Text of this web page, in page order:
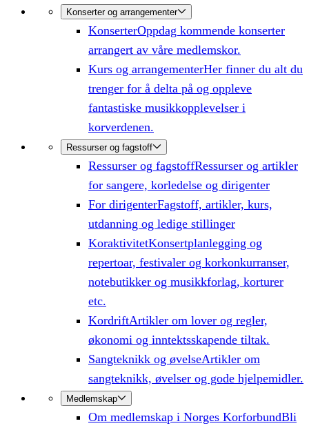
Konserter og arrangementer
KonserterOppdag kommende konserter
arrangert av våre medlemskor.
Kurs og arrangementerHer finner du alt du
trenger for å delta på og oppleve
fantastiske musikkopplevelser i
korverdenen.
Ressurser og fagstoff
Ressurser og fagstoffRessurser og artikler
for sangere, korledelse og dirigenter
For dirigenterFagstoff, artikler, kurs,
utdanning og ledige stillinger
KoraktivitetKonsertplanlegging og
repertoar, festivaler og korkonkurranser,
notebutikker og musikkforlag, korturer
etc.
KordriftArtikler om lover og regler,
økonomi og inntektsskapende tiltak.
Sangteknikk og øvelseArtikler om
sangteknikk, øvelser og gode hjelpemidler.
Medlemskap
Om medlemskap i Norges KorforbundBli